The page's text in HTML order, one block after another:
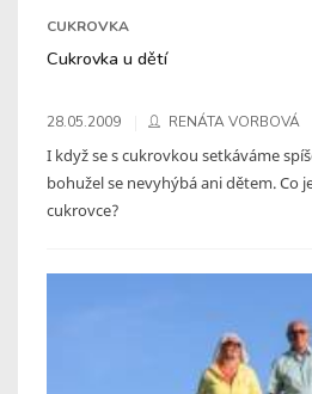
CUKROVKA
Cukrovka u dětí
28.05.2009 RENÁTA VORBOVÁ
I když se s cukrovkou setkáváme
bohužel se nevyhýbá ani dětem. Co
cukrovce?